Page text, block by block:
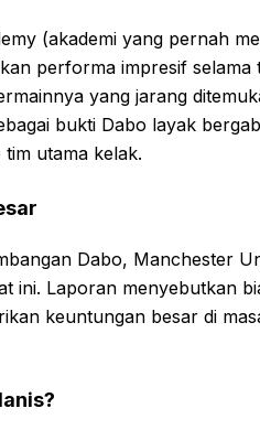
(akademi yang pernah
performa impresif selama
yang jarang
bukti Dabo layak
utama kelak.
Dabo, Manchester
ini. Laporan menyebutkan
keuntungan besar di